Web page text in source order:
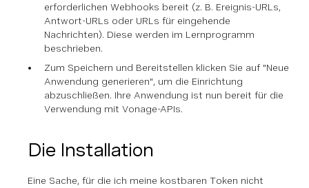
erforderlichen Webhooks bereit (z. B. Ereignis-URLs,
Antwort-URLs oder URLs für eingehende
Nachrichten). Diese werden im Lernprogramm
beschrieben.
Zum Speichern und Bereitstellen klicken Sie auf "Neue
Anwendung generieren", um die Einrichtung
abzuschließen. Ihre Anwendung ist nun bereit für die
Verwendung mit Vonage-APIs.
Die Installation
Eine Sache, für die ich meine kostbaren Token nicht